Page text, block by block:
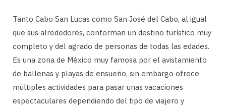
Tanto Cabo San Lucas como San José del Cabo, al igual
que sus alrededores, conforman un destino turístico muy
completo y del agrado de personas de todas las edades.
Es una zona de México muy famosa por el avistamiento
de ballenas y playas de ensueño, sin embargo ofrece
múltiples actividades para pasar unas vacaciones
espectaculares dependiendo del tipo de viajero y